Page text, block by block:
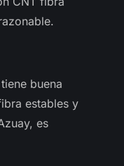
buena
estables y
es